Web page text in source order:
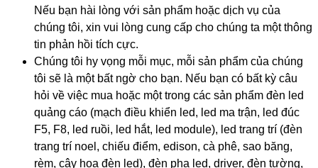
Nếu bạn hài lòng với sản phẩm hoặc dịch vụ của
chúng tôi, xin vui lòng cung cấp cho chúng ta một thông
tin phản hồi tích cực.
Chúng tôi hy vọng mỗi mục, mỗi sản phẩm của chúng
tôi sẽ là một bất ngờ cho bạn. Nếu bạn có bất kỳ câu
hỏi về việc mua hoặc một trong các sản phẩm đèn led
quảng cáo (mạch điều khiển led, led ma trận, led đúc
F5, F8, led ruồi, led hắt, led module), led trang trí (đèn
trang trí noel, chiếu điểm, edison, cà phê, sao băng,
rèm, cây hoa đèn led), đèn pha led, driver, đèn tường,